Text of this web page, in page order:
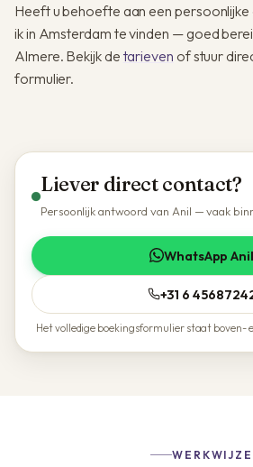
Heeft u behoefte aan een
ik in Amsterdam te vinden — goed
Almere. Bekijk de tarieven of stuur
formulier.
Liever direct contact?
Persoonlijk antwoord van Anil — vaak
WhatsApp Anil
+31 6
Het volledige boekingsformulier staat boven-
WERKWIJZE